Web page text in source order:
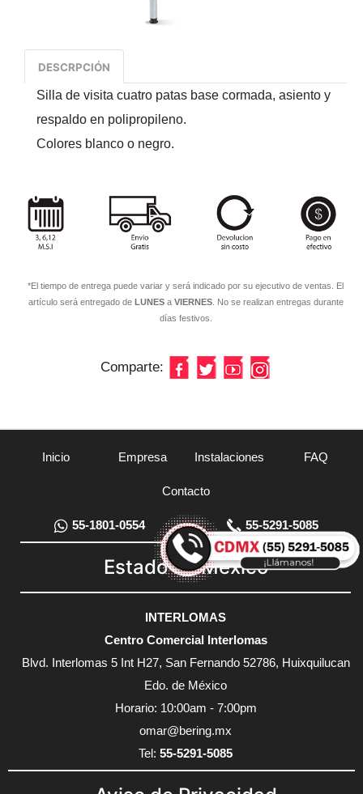
DESCRPCIÓN
Silla de visita cuatro patas base cormada, asiento y
respaldo en polipropileno.
Colores blanco o negro.
*El tiempo de entrega puede variar y será indicado por su ejecutivo de ventas. El
artículo será entregado de LUNESa VIERNES. No se realizan entregas durante
días festivos.
Comparte:
Inicio Empresa Instalaciones FAQ
Contacto
55-1801-0554 55-5291-5085
Estado de México
INTERLOMAS
Centro Comercial Interlomas
Blvd. Interlomas 5 Int H27, San Fernando 52786, Huixquilucan
Edo. de México
Horario: 10:00am - 7:00pm
omar@bering.mx
Tel: 55-5291-5085